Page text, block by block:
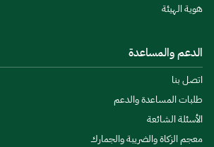
هوية الهيئة
الدعم والمساعدة
اتصل بنا
طلبات المساعدة والدعم
الأسئلة الشائعة
معجم الزكاة والضريبة والجمارك